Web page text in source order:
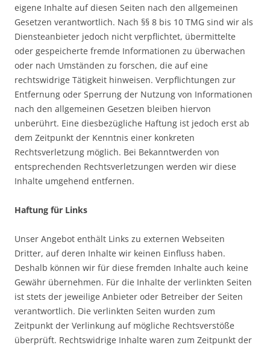
eigene Inhalte auf diesen Seiten nach den allgemeinen
Gesetzen verantwortlich. Nach §§ 8 bis 10 TMG sind wir als
Diensteanbieter jedoch nicht verpflichtet, übermittelte
oder gespeicherte fremde Informationen zu überwachen
oder nach Umständen zu forschen, die auf eine
rechtswidrige Tätigkeit hinweisen. Verpflichtungen zur
Entfernung oder Sperrung der Nutzung von Informationen
nach den allgemeinen Gesetzen bleiben hiervon
unberührt. Eine diesbezügliche Haftung ist jedoch erst ab
dem Zeitpunkt der Kenntnis einer konkreten
Rechtsverletzung möglich. Bei Bekanntwerden von
entsprechenden Rechtsverletzungen werden wir diese
Inhalte umgehend entfernen.
Haftung für Links
Unser Angebot enthält Links zu externen Webseiten
Dritter, auf deren Inhalte wir keinen Einfluss haben.
Deshalb können wir für diese fremden Inhalte auch keine
Gewähr übernehmen. Für die Inhalte der verlinkten Seiten
ist stets der jeweilige Anbieter oder Betreiber der Seiten
verantwortlich. Die verlinkten Seiten wurden zum
Zeitpunkt der Verlinkung auf mögliche Rechtsverstöße
überprüft. Rechtswidrige Inhalte waren zum Zeitpunkt der